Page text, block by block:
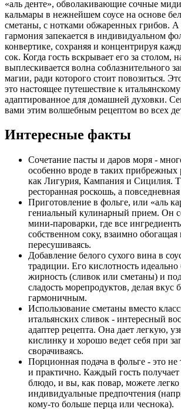
«аль денте», обволакивающие сочные
кальмары в нежнейшем соусе на основе
сметаны, с нотками обжаренных грибов. А
гармония запекается в индивидуальном
конвертике, сохраняя и концентрируя
сок. Когда гость вскрывает его за столом,
выплескивается волна соблазнительного
магии, ради которого стоит повозиться.
это настоящее путешествие к
адаптированное для домашней духовки.
вами этим волшебным рецептом во всех
Интересные факты
Сочетание пасты и даров моря -
особенно вроде в таких прибрежных
как Лигурия, Кампания и Сицилия.
ресторанная роскошь, а повседневная
Приготовление в фольге, или «аль
гениальный кулинарный прием. Он
мини-пароварки, где все
собственном соку, взаимно
пересушиваясь.
Добавление белого сухого вина в
традиции. Его кислотность идеально
жирность (сливок или сметаны) и
сладость морепродуктов, делая вкус
гармоничным.
Использование сметаны вместо
итальянских сливок - интересный
адаптер рецепта. Она дает легкую,
кислинку и хорошо ведет себя при
сворачиваясь.
Порционная подача в фольге - это не
и практично. Каждый гость получает
блюдо, и вы, как повар, можете легко
индивидуальные предпочтения
кому-то больше перца или чеснока).